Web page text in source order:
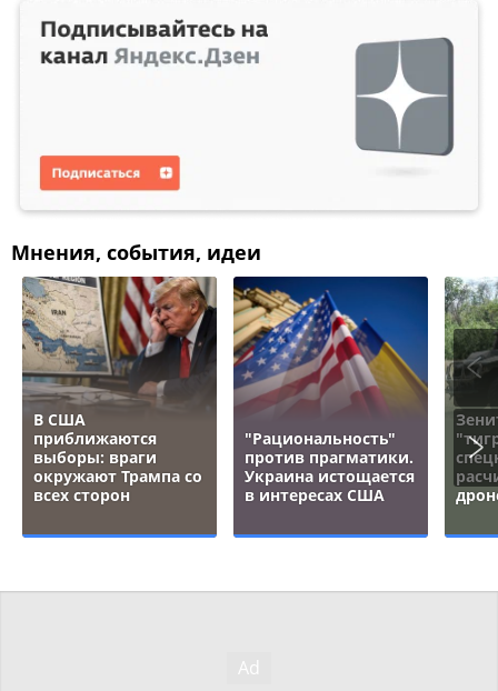
Мнения, события, идеи
В США
приближаются
выборы: враги
окружают Трампа со
всех сторон
"Рациональность"
против прагматики.
Украина истощается
в интересах США